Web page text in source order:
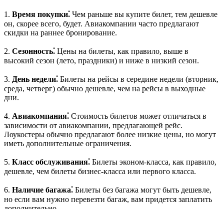
1. Время покупки⁚ Чем раньше вы купите билет, тем дешевле
он, скорее всего, будет. Авиакомпании часто предлагают
скидки на раннее бронирование.
2. Сезонность⁚ Цены на билеты, как правило, выше в
высокий сезон (лето, праздники) и ниже в низкий сезон.
3. День недели⁚ Билеты на рейсы в середине недели (вторник,
среда, четверг) обычно дешевле, чем на рейсы в выходные
дни.
4. Авиакомпания⁚ Стоимость билетов может отличаться в
зависимости от авиакомпании, предлагающей рейс.
Лоукостеры обычно предлагают более низкие цены, но могут
иметь дополнительные ограничения.
5. Класс обслуживания⁚ Билеты эконом-класса, как правило,
дешевле, чем билеты бизнес-класса или первого класса.
6. Наличие багажа⁚ Билеты без багажа могут быть дешевле,
но если вам нужно перевезти багаж, вам придется заплатить